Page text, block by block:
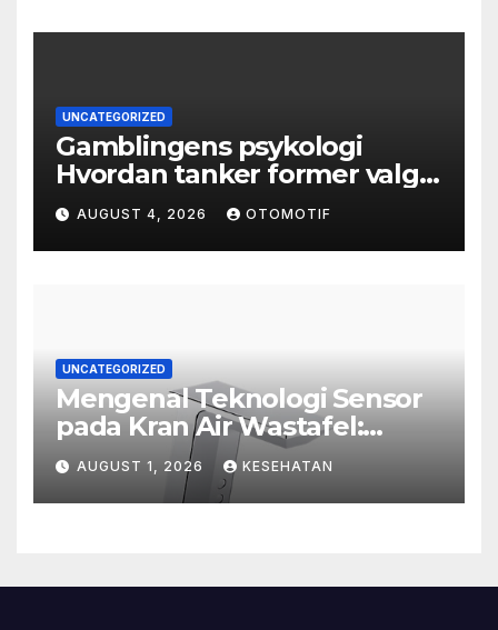
UNCATEGORIZED
Gamblingens psykologi
Hvordan tanker former valg
og atferd
AUGUST 4, 2026 OTOMOTIF
UNCATEGORIZED
Mengenal Teknologi Sensor
pada Kran Air Wastafel:
Mewah, Cerdas, dan Higienis
AUGUST 1, 2026 KESEHATAN